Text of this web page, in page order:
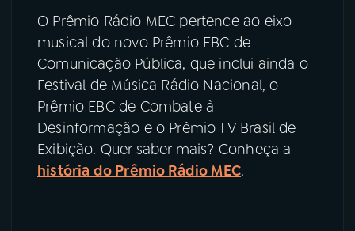
O Prêmio Rádio MEC pertence ao eixo
musical do novo Prêmio EBC de
Comunicação Pública, que inclui ainda o
Festival de Música Rádio Nacional, o
Prêmio EBC de Combate à
Desinformação e o Prêmio TV Brasil de
Exibição. Quer saber mais? Conheça a
história do Prêmio Rádio MEC.